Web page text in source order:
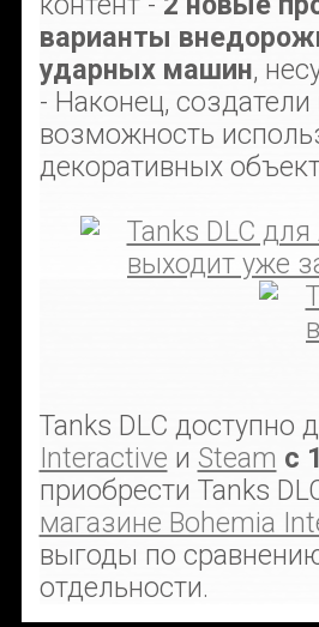
варианты
ударных машин,
- Наконец, создатели
возможность
декоративных
Tanks DLC доступно
Interactive и Steam с
приобрести Tanks
магазине Bohemia
выгоды по
отдельности.